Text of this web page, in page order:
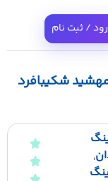
ثبت نام
شکیبافرد